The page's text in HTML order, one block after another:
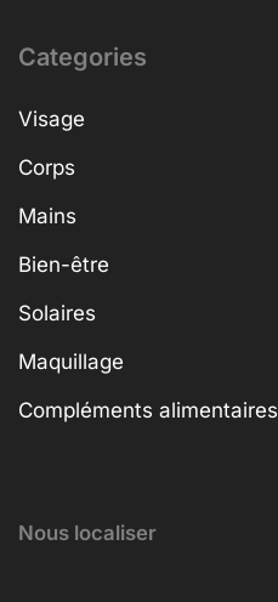
Categories
Visage
Corps
Mains
Bien-être
Solaires
Maquillage
Compléments alimentaires
Nous localiser